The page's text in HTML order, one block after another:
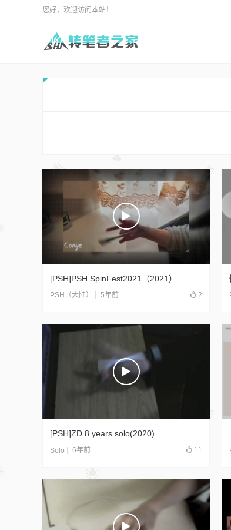
您好，欢迎访问本站！
[PSH]PSH SpinFest2021（2021）
PSH（大陆） 5年前 2
[PSH]ZD 8 years solo(2020)
Solo 6年前 11